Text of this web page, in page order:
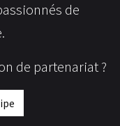
de
de partenariat ?